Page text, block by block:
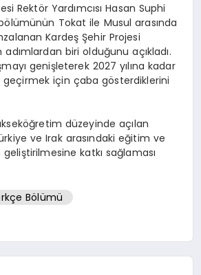
Rektör Yardımcısı Hasan Suphi
Tokat ile Musul arasında
Kardeş Şehir Projesi
adımlardan biri olduğunu açıkladı.
genişleterek 2027 yılına kadar
için çaba gösterdiklerini
düzeyinde açılan
ve Irak arasındaki eğitim ve
katkı sağlaması
Bölümü